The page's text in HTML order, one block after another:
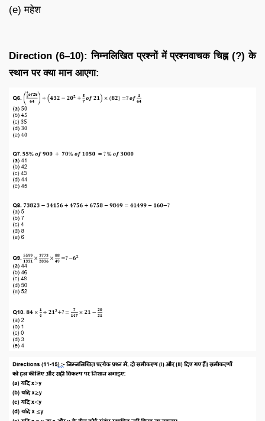
(e) महेश
Direction (6–10): निम्नलिखित प्रश्नों में प्रश्नवाचक चिह्न (?) के
स्थान पर क्या मान आएगा: